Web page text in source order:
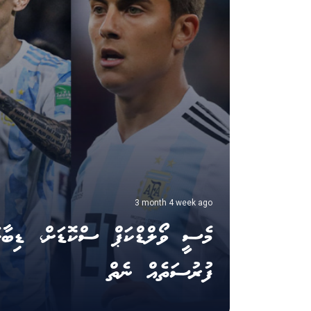
3 month 4 week ago
މެސީ ވޯލްޑްކަޕް ސްކޮޑަށް،
ފުރުސަތެއް ނެތް